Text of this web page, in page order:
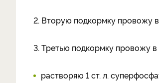
2. Вторую подкормку провожу в
3. Третью подкормку провожу
растворяю 1 ст. л.